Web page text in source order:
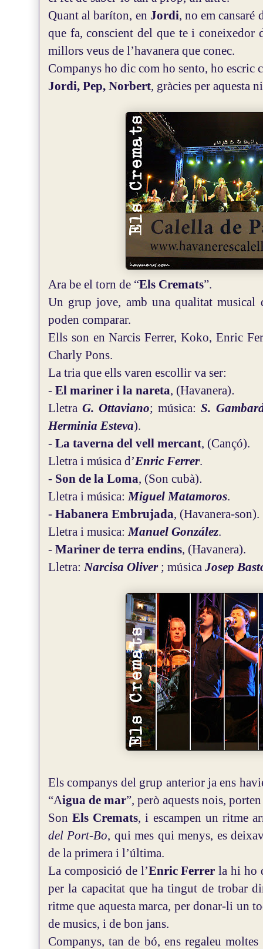
Quant al baríton, en Jordi, no em cansaré
que fa, conscient del que te i coneixedor
millors veus de l’havanera que conec.
Companys ho dic com ho sento, ho escric
Jordi, Pep, Norbert, gràcies per aquesta
Ara be el torn de “Els Cremats”.
Un grup jove, amb una qualitat musical
poden comparar.
Ells son en Narcis Ferrer, Koko, Enric
Charly Pons.
La tria que ells varen escollir va ser:
- El mariner i la nareta, (Havanera).
LletraG. Ottaviano; música:S.
Herminia Esteva).
- La taverna del vell mercant, (Cançó).
Lletra i música d’Enric Ferrer.
- Son de la Loma, (Son cubà).
Lletra i música:Miguel Matamoros.
- Habanera Embrujada, (Havanera-son).
Lletra i musica:Manuel González.
- Mariner de terra endins, (Havanera).
Lletra: Narcisa Oliver; música Josep
Els companys del grup anterior ja ens
“Aigua de mar”, però aquests nois,
SonEls Cremats, i escampen un ritme
del Port-Bo, qui mes qui menys, es
de la primera i l’última.
La composició de l’Enric Ferrer la hi ho
per la capacitat que ha tingut de trobar
ritme que aquesta marca, per donar-li un
de musics, i de bon jans.
Companys, tan de bó, ens regaleu moltes